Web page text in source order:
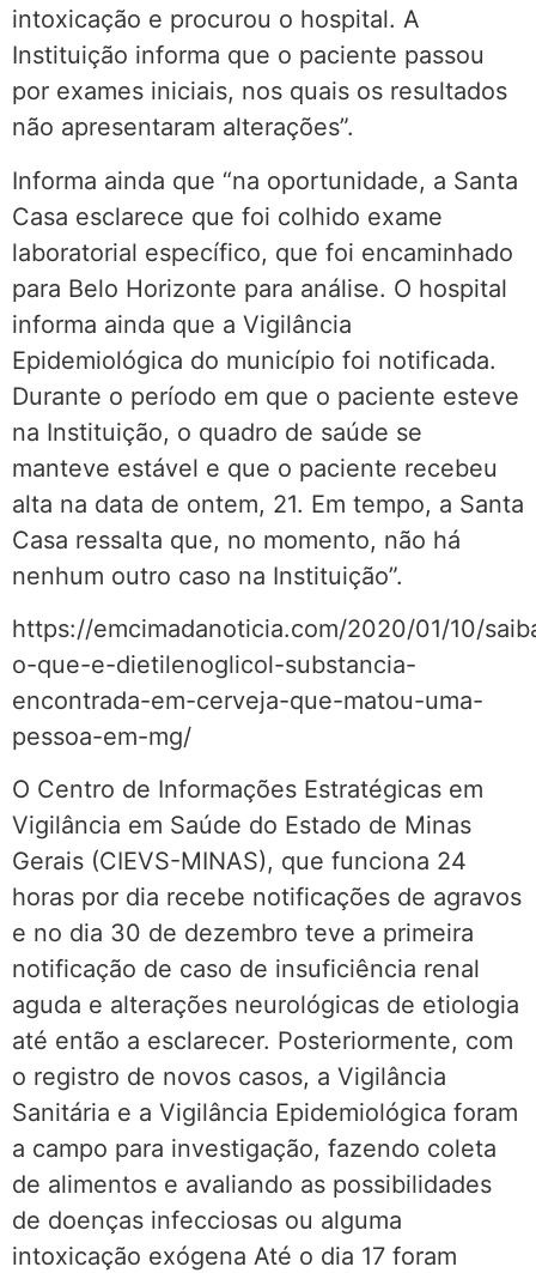
intoxicação e procurou o hospital. A
Instituição informa que o paciente passou
por exames iniciais, nos quais os resultados
não apresentaram alterações”.
Informa ainda que “na oportunidade, a Santa
Casa esclarece que foi colhido exame
laboratorial específico, que foi encaminhado
para Belo Horizonte para análise. O hospital
informa ainda que a Vigilância
Epidemiológica do município foi notificada.
Durante o período em que o paciente esteve
na Instituição, o quadro de saúde se
manteve estável e que o paciente recebeu
alta na data de ontem, 21. Em tempo, a Santa
Casa ressalta que, no momento, não há
nenhum outro caso na Instituição”.
https://emcimadanoticia.com/2020/01/10/
o-que-e-dietilenoglicol-substancia-
encontrada-em-cerveja-que-matou-uma-
pessoa-em-mg/
O Centro de Informações Estratégicas em
Vigilância em Saúde do Estado de Minas
Gerais (CIEVS-MINAS), que funciona 24
horas por dia recebe notificações de agravos
e no dia 30 de dezembro teve a primeira
notificação de caso de insuficiência renal
aguda e alterações neurológicas de etiologia
até então a esclarecer. Posteriormente, com
o registro de novos casos, a Vigilância
Sanitária e a Vigilância Epidemiológica foram
a campo para investigação, fazendo coleta
de alimentos e avaliando as possibilidades
de doenças infecciosas ou alguma
intoxicação exógena Até o dia 17 foram